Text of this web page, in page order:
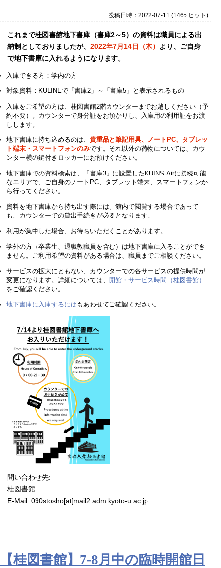
投稿日時：2022-07-11 (1465 ヒット )
これまで桂図書館地下書庫（書庫2～5）の資料は職員による出
納制としておりましたが、 2022年7月14日（木）
より、ご自身
で地下書庫に入れるようになります。
入庫できる方：学内の方
対象資料：KULINEで「書庫2」～「書庫5」と表示されるもの
入庫をご希望の方は、桂図書館2階カウンターまでお越しください （予
約不要）
。カウンターで身分証をお預かりし、入庫用の利用証をお渡
しします。
地下書庫に持ち込めるのは、貴重品と筆記用具、ノートPC、タブレッ
ト端末・スマートフォンのみです。それ以外の荷物については、カウ
ンター横の鍵付きロッカーにお預けください。
地下書庫での資料検索は、「書庫3」に設置したKUINS-Airに接続可能
なエリアで、ご自身のノートPC、タブレット端末、スマートフォンか
ら行ってください。
資料を地下書庫から持ち出す際には、館内で閲覧する場合であって
も、カウンターでの貸出手続きが必要となります。
利用が集中した場合、お待ちいただくことがあります。
学外の方（卒業生、退職教職員を含む）は地下書庫に入ることができ
ません。ご利用希望の資料がある場合は、職員までご相談ください。
サービスの拡大にともない、カウンターでの各サービスの提供時間が
変更になります。詳細については、開館・サービス時間（桂図書館）
をご確認ください。
地下書庫に入庫するには もあわせてご確認ください。
問い合わせ先:
桂図書館
E-Mail: 090stosho[at]mail2.adm.kyoto-u.ac.jp
【桂図書館】7-8月中の臨時開館日